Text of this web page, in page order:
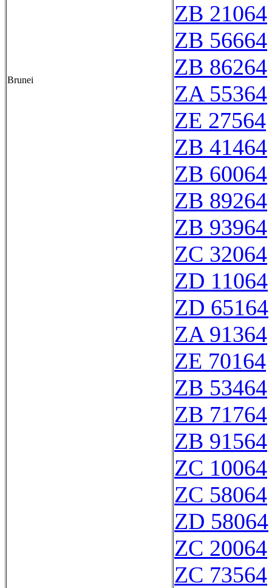
Brunei
ZB 21064
ZB 56664
ZB 86264
ZA 55364
ZE 27564
ZB 41464
ZB 60064
ZB 89264
ZB 93964
ZC 32064
ZD 11064
ZD 65164
ZA 91364
ZE 70164
ZB 53464
ZB 71764
ZB 91564
ZC 10064
ZC 58064
ZD 58064
ZC 20064
ZC 73564